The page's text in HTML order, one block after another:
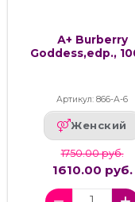
А+ Burberry
Goddess,edp.,
Артикул: 866-А-6
Женский
1750.00 руб.
1610.00 руб.